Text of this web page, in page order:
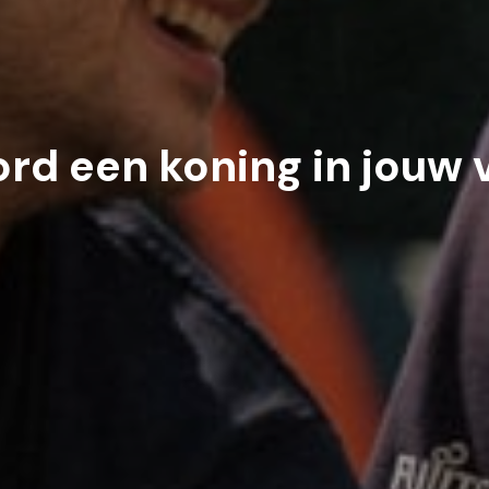
een koning in jouw